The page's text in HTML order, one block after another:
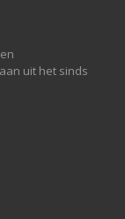
uit het sinds